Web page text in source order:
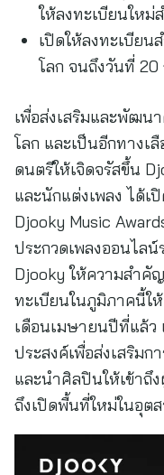
ให้ลงทะเบียนใหม่
เปิดให้ลงทะเบียน
โลก จนถึงวันที่
เพื่อส่งเสริมและพัฒน
โลก และเป็นอีกทางเ
ดนตรีให้เจิดจรัสขึ้น
และนักแต่งเพลง ได้เ
Djooky Music
ประกวดเพลงออนไลน์
Djooky ให้ความสำคั
ทะเบียนในภูมิภาคนี้ใ
เดือนเมษายนปีที่แล้
ประสงค์เพื่อส่งเสริม
และนำศิลปินให้เข้าถึ
ถึงเปิดพื้นที่ใหม่ในอุต